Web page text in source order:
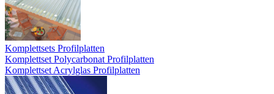
Komplettsets Profilplatten
Komplettset Polycarbonat Profilplatten
Komplettset Acrylglas Profilplatten